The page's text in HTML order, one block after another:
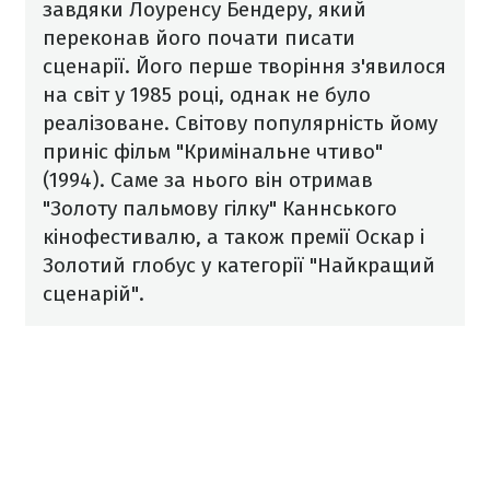
завдяки Лоуренсу Бендеру, який
переконав його почати писати
сценарії. Його перше творіння з'явилося
на світ у 1985 році, однак не було
реалізоване. Світову популярність йому
приніс фільм "Кримінальне чтиво"
(1994). Саме за нього він отримав
"Золоту пальмову гілку" Каннського
кінофестивалю, а також премії Оскар і
Золотий глобус у категорії "Найкращий
сценарій".